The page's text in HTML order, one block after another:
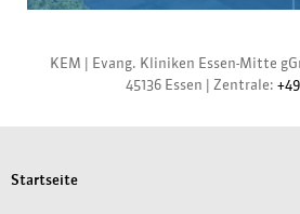
KEM | Evang. Kliniken Essen-Mitte
45136 Essen | Zentrale:
Startseite